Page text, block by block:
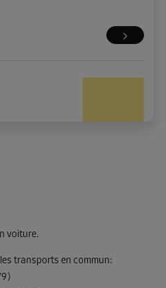
voiture.
transports en commun: